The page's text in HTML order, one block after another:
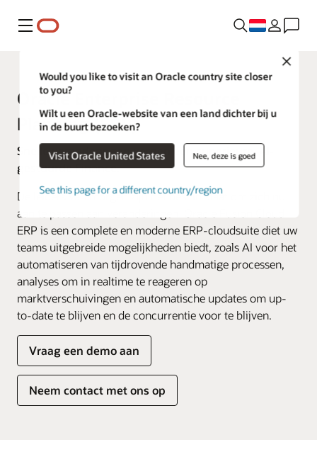
Menu
Close
Would you like to visit an Oracle country site closer
to you?
Wilt u een Oracle-website van een land dichter bij u
in de buurt bezoeken?
Visit Oracle United States Nee, deze is goed
See this page for a different country/region
Oracle Enterprise Resource
Planning (ERP)
Snelle veranderingen vergen een superieure, AI-
gestuurde Finance.
De leiders van morgen zijn het best in staat om zich nu
aan te passen aan veranderingen. Oracle Fusion Cloud
ERP is een complete en moderne ERP-cloudsuite diet uw
teams uitgebreide mogelijkheden biedt, zoals AI voor het
automatiseren van tijdrovende handmatige processen,
analyses om in realtime te reageren op
marktverschuivingen en automatische updates om up-
to-date te blijven en de concurrentie voor te blijven.
Vraag een demo aan
Neem contact met ons op